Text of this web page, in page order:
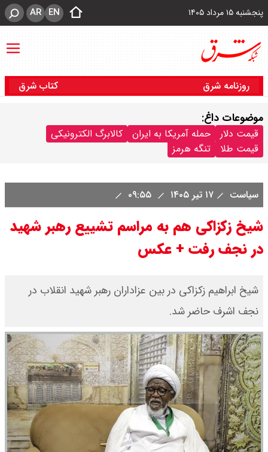
پنجشنبه ۱۵ مرداد ۱۴۰۵ EN
AR
روزنامه شرق کتاب شرق
موضوعات داغ:
قیمت دلار حمله آمریکا به ایران
کالابرگ الکترونیکی
قیمت طلا
تنگه هرمز
سیاست ۱۷ تیر ۱۴۰۵
شیخ زکزاکی هم به مراسم تشییع رهبر شهید
در نجف رفت + عکس
شیخ ابراهیم زکزاکی در بین عزاداران رهبر شهید انقلاب در
نجف اشرف حاضر شد.